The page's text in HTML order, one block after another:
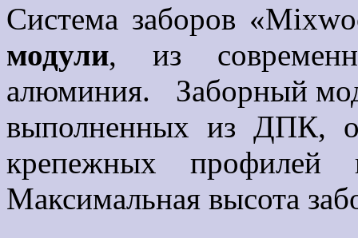
Система заборов
модули, из
алюминия. Заборный
выполненных из ДПК,
крепежных профилей
Максимальная высота